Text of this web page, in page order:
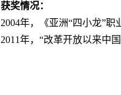
获奖情况：
2004年，《亚洲“四小龙”
2011年，“改革开放以来中